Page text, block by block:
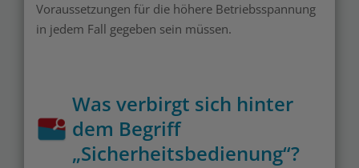
Voraussetzungen für die höhere Betriebsspannung
in jedem Fall gegeben sein müssen.
Was verbirgt sich hinter
dem Begriff
„Sicherheitsbedienung“?